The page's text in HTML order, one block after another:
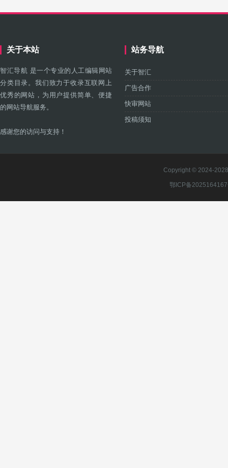
关于本站
智汇导航 是一个专业的人工编辑网站
分类目录。我们致力于收录互联网上
优秀的网站，为用户提供简单、便捷
的网站导航服务。
感谢您的访问与支持！
站务导航
关于智汇
广告合作
快审网站
投稿须知
Copyright © 2024-
鄂ICP备